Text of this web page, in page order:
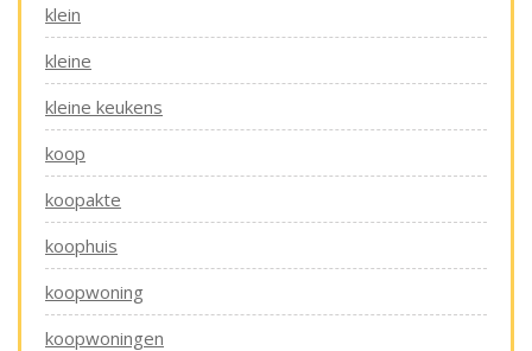
klein
kleine
kleine keukens
koop
koopakte
koophuis
koopwoning
koopwoningen